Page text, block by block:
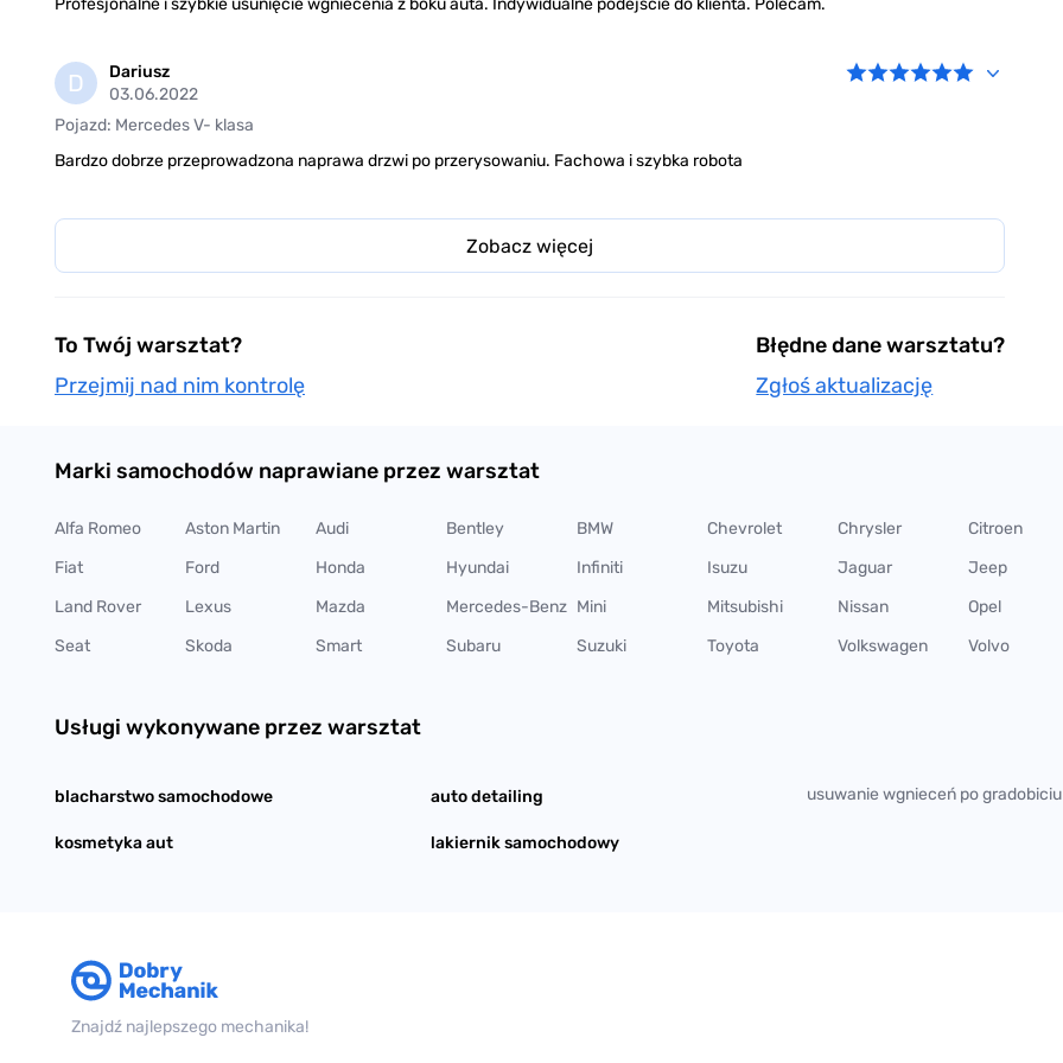
Profesjonalne i szybkie usunięcie wgniecenia z boku auta. Indywidualne podejście do klienta. Polecam.
D
Dariusz
03.06.2022
Pojazd: Mercedes V- klasa
Bardzo dobrze przeprowadzona naprawa drzwi po przerysowaniu. Fachowa i szybka robota
Zobacz więcej
To Twój warsztat?
Przejmij nad nim kontrolę
Błędne dane warsztatu?
Zgłoś aktualizację
Marki samochodów naprawiane przez warsztat
Alfa Romeo Aston Martin Audi Bentley BMW Chevrolet Chrysler Citroen
Fiat
Ford Honda Hyundai Infiniti Isuzu Jaguar Jeep
Land Rover
Lexus Mazda Mercedes-Benz Mini Mitsubishi Nissan Opel
Seat
Skoda Smart Subaru Suzuki Toyota Volkswagen Volvo
Usługi wykonywane przez warsztat
blacharstwo samochodowe
kosmetyka aut
auto detailing
lakiernik samochodowy
usuwanie wgnieceń po gradobiciu
Znajdź najlepszego mechanika!